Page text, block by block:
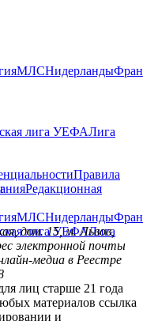
МЛСНидерланды
лига УЕФАЛига
Правила
Редакционная
МЛСНидерланды
лига УЕФАЛига
дом. 15, м. Львов,
электронной почты
медиа в Реестре
лиц старше 21 года
материалов ссылка
и